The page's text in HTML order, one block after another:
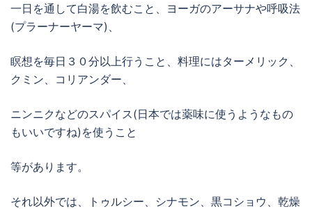
一日を通して白湯を飲むこと、ヨーガのアーサナや呼吸法
(プラーナーヤーマ)、
瞑想を毎日３０分以上行うこと、料理にはターメリック、
クミン、コリアンダー、
ニンニクなどのスパイス(日本では薬味に使うようなもの
もいいですね)を使うこと
等があります。
それ以外では、トゥルシー、シナモン、黒コショウ、乾燥